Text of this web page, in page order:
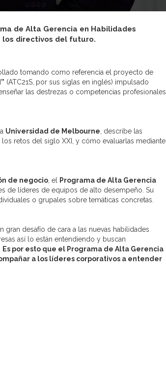
de Alta Gerencia en Habilidades
los directivos del futuro.
tomando como referencia el proyecto de
(ATC21S, por sus siglas en inglés) impulsado
las destrezas o competencias profesionales
Universidad de Melbourne , describe las
retos del siglo XXI, y cómo evaluarlas mediante
de negocio , el
Programa de Alta Gerencia
de líderes de equipos de alto desempeño. Su
o grupales sobre temáticas concretas.
gran desafío de cara a las nuevas habilidades
así lo están entendiendo y buscan
Es por esto que el Programa de Alta Gerencia
a los líderes corporativos a entender